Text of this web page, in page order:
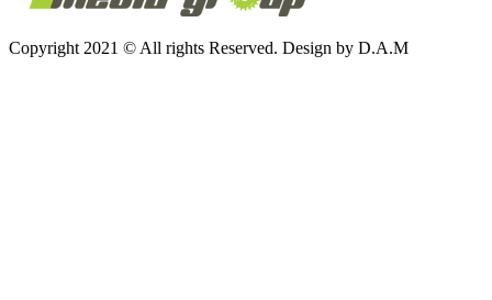
Copyright 2021 © All rights Reserved. Design by D.A.M